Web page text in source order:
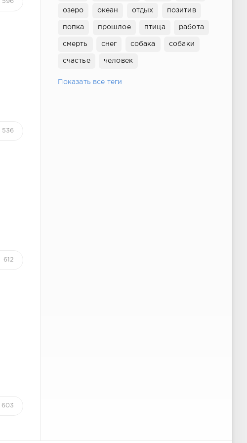
596
536
612
603
озеро океан отдых позитив
попка прошлое птица работа
смерть снег собака собаки
счастье человек
Показать все теги